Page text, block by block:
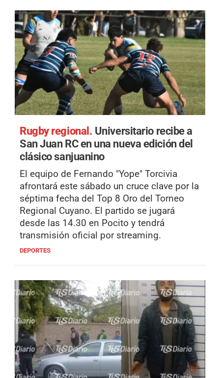
Rugby regional. Universitario recibe a
San Juan RC en una nueva edición del
clásico sanjuanino
El equipo de Fernando "Yope" Torcivia
afrontará este sábado un cruce clave por la
séptima fecha del Top 8 Oro del Torneo
Regional Cuyano. El partido se jugará
desde las 14.30 en Pocito y tendrá
transmisión oficial por streaming.
DEPORTES